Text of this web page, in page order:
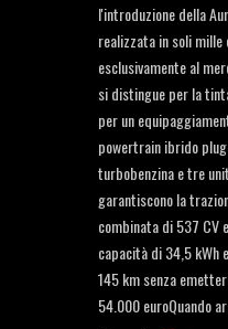
l'introduzione della
realizzata in soli
esclusivamente al
si distingue per la
per un
powertrain ibrido
turbobenzina e tre
garantiscono la
combinata di 537 CV
capacità di 34,5 kWh
145 km senza
54.000 euroQuando